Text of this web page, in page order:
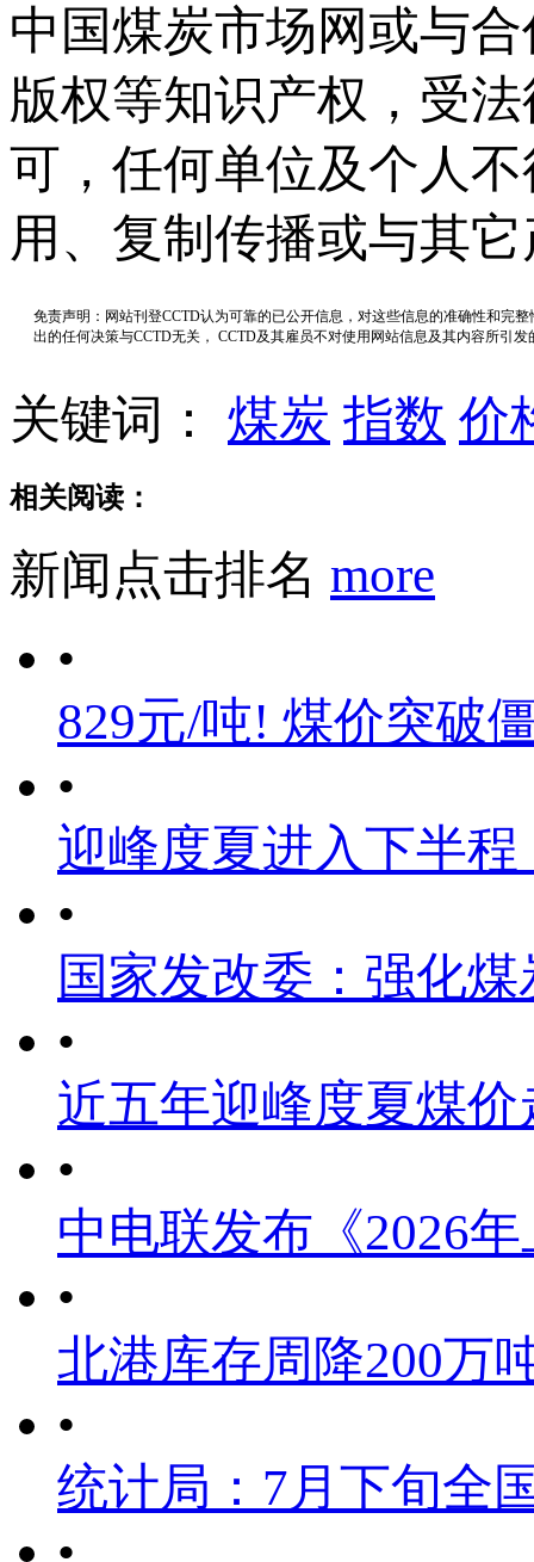
中国煤炭市场网或与
版权等知识产权，受
可，任何单位及个人
用、复制传播或与其
免责声明：网站刊登CCTD认为可靠的已公开信息，对这些信息的准确性和完
出的任何决策与CCTD无关， CCTD及其雇员不对使用网站信息及其内容所引
关键词： 煤炭 指数 价
相关阅读：
新闻点击排名 more
•
829元/吨! 煤价突破
•
迎峰度夏进入下半
•
国家发改委：强化
•
近五年迎峰度夏煤价
•
中电联发布《2026
•
北港库存周降200万
•
统计局：7月下旬全